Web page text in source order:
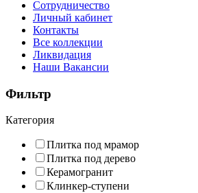
Сотрудничество
Личный кабинет
Контакты
Все коллекции
Ликвидация
Наши Вакансии
Фильтр
Категория
Плитка под мрамор
Плитка под дерево
Керамогранит
Клинкер-ступени